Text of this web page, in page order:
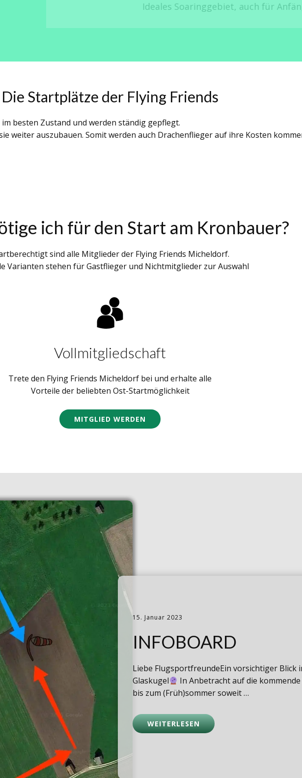
Ideales Soaringgebiet, auch für Anfänger geeignet.
Die Startplätze der Flying Friends
im besten Zustand und werden ständig gepflegt.
weiter auszubauen. Somit werden auch Drachenflieger auf ihre Kosten
ich für den Start am Kronbauer?
sind alle Mitglieder der Flying Friends Micheldorf.
Varianten stehen für Gastflieger und Nichtmitglieder zur Auswahl
Vollmitgliedschaft
Trete den Flying Friends Micheldorf bei und erhalte alle
Vorteile der beliebten Ost-Startmöglichkeit
MITGLIED WERDEN
15. Januar 2023
INFOBOARD
Liebe FlugsportfreundeEin vorsichtiger Blick
Glaskugel
In Anbetracht auf die
bis zum (Früh)sommer soweit …
WEITERLESEN